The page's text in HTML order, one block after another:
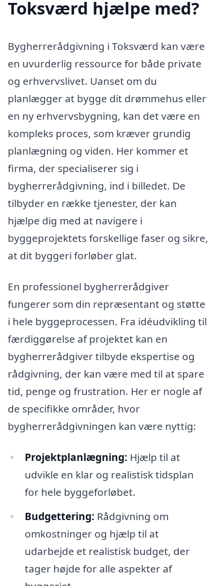
Toksværd hjælpe med?
Bygherrerådgivning i Toksværd kan være
en uvurderlig ressource for både private
og erhvervslivet. Uanset om du
planlægger at bygge dit drømmehus eller
en ny erhvervsbygning, kan det være en
kompleks proces, som kræver grundig
planlægning og viden. Her kommer et
firma, der specialiserer sig i
bygherrerådgivning, ind i billedet. De
tilbyder en række tjenester, der kan
hjælpe dig med at navigere i
byggeprojektets forskellige faser og sikre,
at dit byggeri forløber glat.
En professionel bygherrerådgiver
fungerer som din repræsentant og støtte
i hele byggeprocessen. Fra idéudvikling til
færdiggørelse af projektet kan en
bygherrerådgiver tilbyde ekspertise og
rådgivning, der kan være med til at spare
tid, penge og frustration. Her er nogle af
de specifikke områder, hvor
bygherrerådgivningen kan være nyttig:
Projektplanlægning: Hjælp til at
udvikle en klar og realistisk tidsplan
for hele byggeforløbet.
Budgettering: Rådgivning om
omkostninger og hjælp til at
udarbejde et realistisk budget, der
tager højde for alle aspekter af